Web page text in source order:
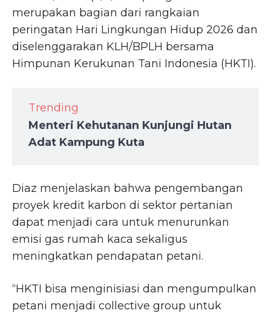
merupakan bagian dari rangkaian
peringatan Hari Lingkungan Hidup 2026 dan
diselenggarakan KLH/BPLH bersama
Himpunan Kerukunan Tani Indonesia (HKTI).
Trending
Menteri Kehutanan Kunjungi Hutan
Adat Kampung Kuta
Diaz menjelaskan bahwa pengembangan
proyek kredit karbon di sektor pertanian
dapat menjadi cara untuk menurunkan
emisi gas rumah kaca sekaligus
meningkatkan pendapatan petani.
“HKTI bisa menginisiasi dan mengumpulkan
petani menjadi collective group untuk